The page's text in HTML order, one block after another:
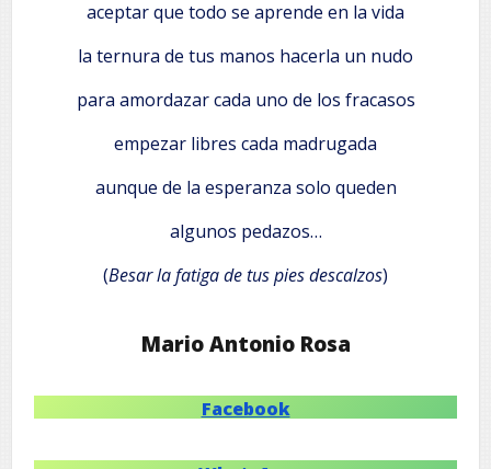
aceptar que todo se aprende en la vida
la ternura de tus manos hacerla un nudo
para amordazar cada uno de los fracasos
empezar libres cada madrugada
aunque de la esperanza solo queden
algunos pedazos…
(Besar la fatiga de tus pies descalzos)
Mario Antonio Rosa
Facebook